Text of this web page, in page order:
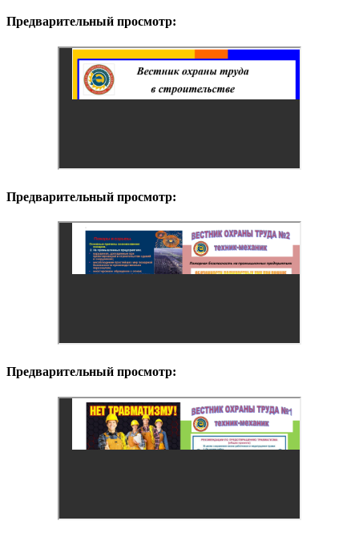
Предварительный просмотр:
Предварительный просмотр:
Предварительный просмотр: